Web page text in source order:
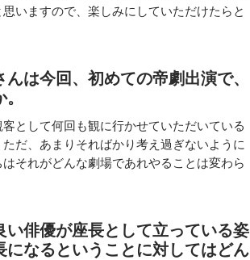
いますので、楽しみにしていただけたらと
は今回、初めての帝劇出演で、
として何回も観に行かせていただいている
だ、あまりそればかり考え過ぎないように
それがどんな劇場であれやることは変わら
俳優が座長として立っている姿
なるということに対してはどん